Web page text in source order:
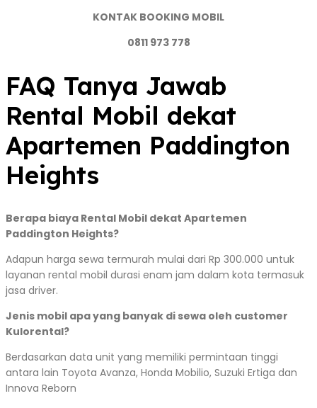
KONTAK BOOKING MOBIL
0811 973 778
FAQ Tanya Jawab
Rental Mobil dekat
Apartemen Paddington
Heights
Berapa biaya Rental Mobil dekat Apartemen
Paddington Heights?
Adapun harga sewa termurah mulai dari Rp 300.000 untuk
layanan rental mobil durasi enam jam dalam kota termasuk
jasa driver.
Jenis mobil apa yang banyak di sewa oleh customer
Kulorental?
Berdasarkan data unit yang memiliki permintaan tinggi
antara lain Toyota Avanza, Honda Mobilio, Suzuki Ertiga dan
Innova Reborn